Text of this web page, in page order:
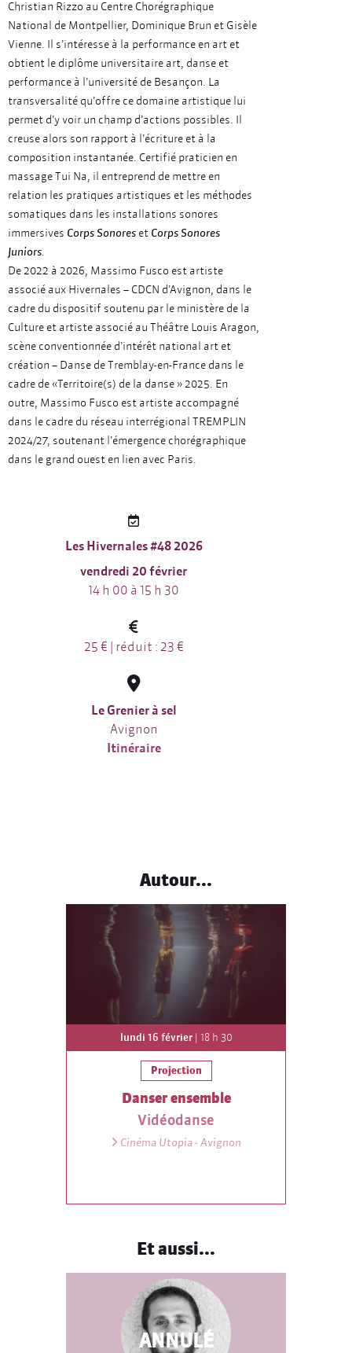
Christian Rizzo au Centre Chorégraphique
National de Montpellier, Dominique Brun et Gisèle
Vienne. Il s’intéresse à la performance en art et
obtient le diplôme universitaire art, danse et
performance à l’université de Besançon. La
transversalité qu’offre ce domaine artistique lui
permet d’y voir un champ d’actions possibles. Il
creuse alors son rapport à l’écriture et à la
composition instantanée. Certifié praticien en
massage Tui Na, il entreprend de mettre en
relation les pratiques artistiques et les méthodes
somatiques dans les installations sonores
immersives Corps Sonores et Corps Sonores
Juniors.
De 2022 à 2026, Massimo Fusco est artiste
associé aux Hivernales – CDCN d’Avignon, dans le
cadre du dispositif soutenu par le ministère de la
Culture et artiste associé au Théâtre Louis Aragon,
scène conventionnée d’intérêt national art et
création – Danse de Tremblay-en-France dans le
cadre de «Territoire(s) de la danse » 2025. En
outre, Massimo Fusco est artiste accompagné
dans le cadre du réseau interrégional TREMPLIN
2024/27, soutenant l’émergence chorégraphique
dans le grand ouest en lien avec Paris.
Les Hivernales #48 2026
vendredi 20 février
14 h 00 à 15 h 30
25 € | réduit : 23 €
Le Grenier à sel
Avignon
Itinéraire
Autour...
lundi 16 février| 18 h 30
Projection
Danser ensemble
Vidéodanse
Cinéma Utopia - Avignon
Et aussi...
ANNULÉ